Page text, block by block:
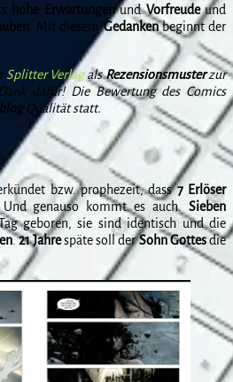
hohe ErwartungenundVorfreudeund
. Mit diesemGedankenbeginnt der
Splitter VerlagalsRezensionsmusterzur
dafür! Die Bewertung des Comics
Qualität statt.
bzw. prophezeit, dass7 Erlöser
genauso kommt es auch.Sieben
geboren, sie sind identisch und die
.21 Jahrespäte soll derSohnGottesdie